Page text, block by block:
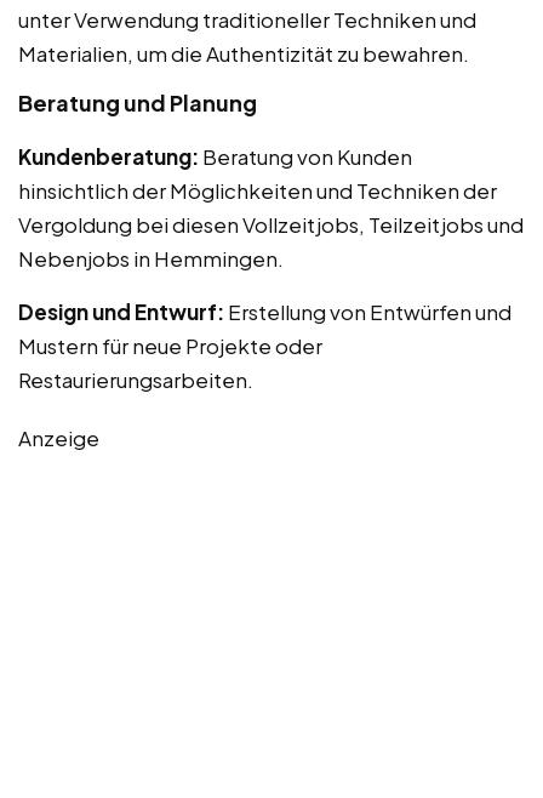
unter Verwendung traditioneller Techniken und
Materialien, um die Authentizität zu bewahren.
Beratung und Planung
Kundenberatung: Beratung von Kunden
hinsichtlich der Möglichkeiten und Techniken der
Vergoldung bei diesen Vollzeitjobs, Teilzeitjobs und
Nebenjobs in Hemmingen.
Design und Entwurf: Erstellung von Entwürfen und
Mustern für neue Projekte oder
Restaurierungsarbeiten.
Anzeige